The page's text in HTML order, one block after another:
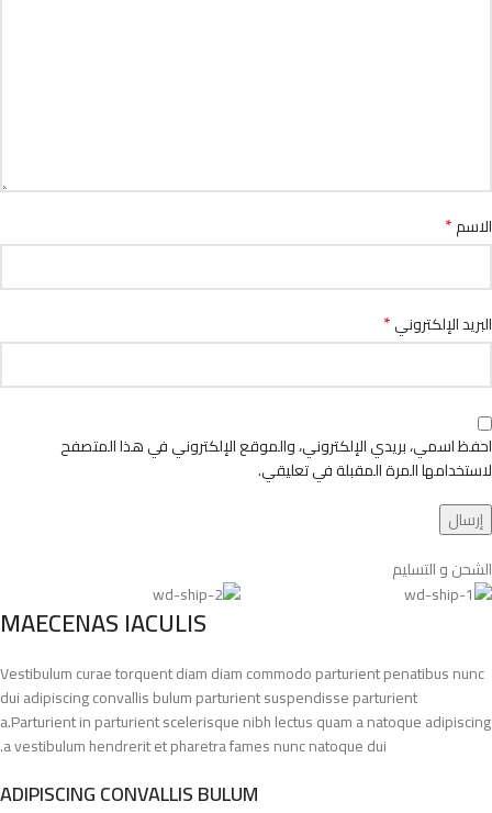
الاسم*
البريد الإلكتروني*
احفظ اسمي، بريدي الإلكتروني، والموقع الإلكتروني في هذا المتصفح
لاستخدامها المرة المقبلة في تعليقي.
الشحن و التسليم
MAECENAS IACULIS
Vestibulum curae torquent diam diam commodo parturient penatibus nunc
dui adipiscing convallis bulum parturient suspendisse parturient
a.Parturient in parturient scelerisque nibh lectus quam a natoque adipiscing
a vestibulum hendrerit et pharetra fames nunc natoque dui.
ADIPISCING CONVALLIS BULUM